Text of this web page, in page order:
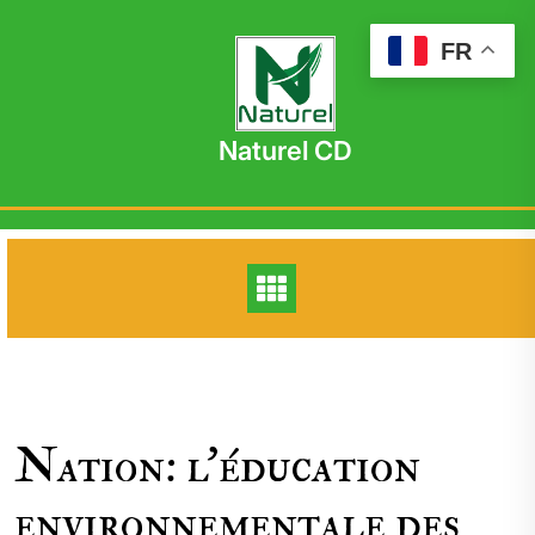
Naturel CD
Nation: l’éducation
FR